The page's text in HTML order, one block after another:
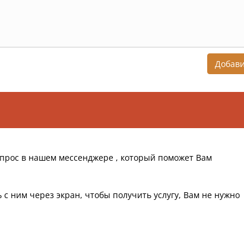
в нашем мессенджере , который поможет Вам
ним через экран, чтобы получить услугу, Вам не нужно